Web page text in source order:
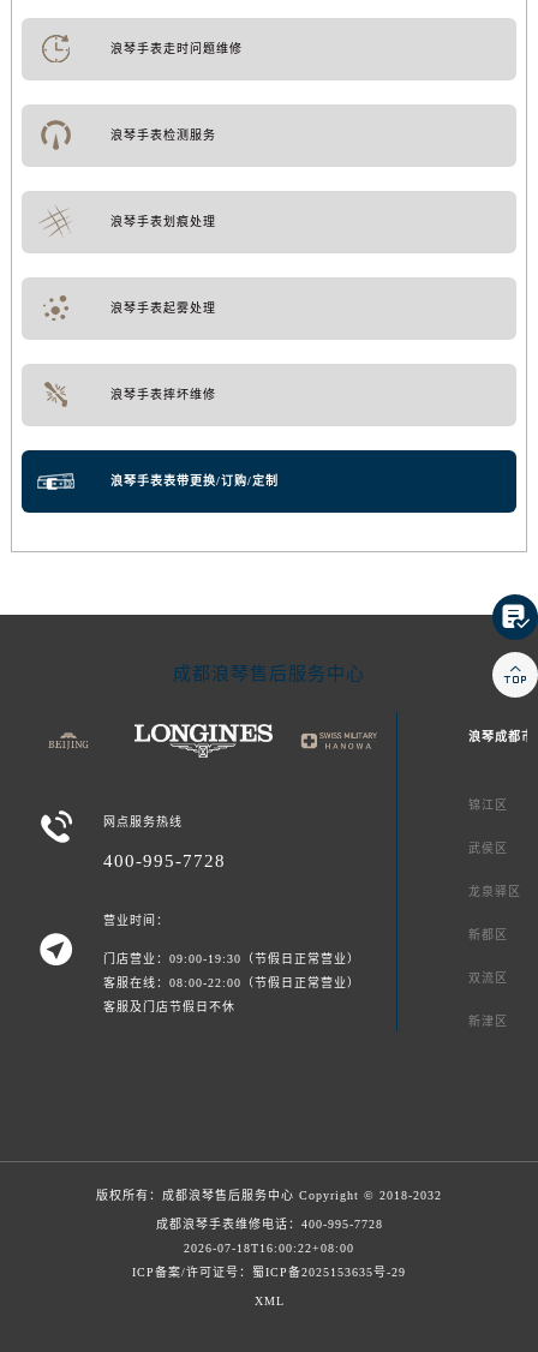
浪琴手表走时问题维修
浪琴手表检测服务
浪琴手表划痕处理
浪琴手表起雾处理
浪琴手表摔坏维修
浪琴手表表带更换/订购/定制
成都浪琴售后服务中心
 网点服务热线
400-995-7728

营业时间：
门店营业：09:00-19:30（节假日正常营业）
客服在线：08:00-22:00（节假日正常营业）
客服及门店节假日不休
浪琴成都市
锦江区
武侯区
龙泉驿区
新都区
双流区
新津区
版权所有： 成都浪琴售后服务中心 Copyright © 2018-2032
成都浪琴手表维修电话： 400-995-7728
2026-07-18T16:00:22+08:00
ICP备案/许可证号：蜀ICP备2025153635号-29
XML

